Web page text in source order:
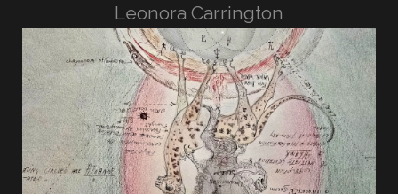
Leonora Carrington